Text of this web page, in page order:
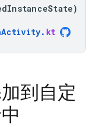
)
. kt
到自定